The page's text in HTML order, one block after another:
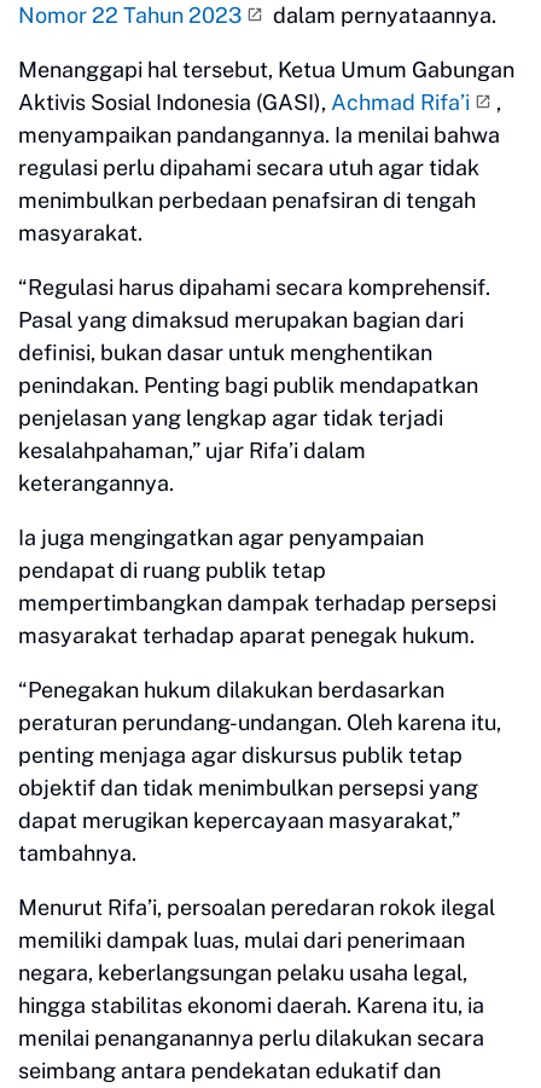
Nomor 22 Tahun 2023
dalam pernyataannya.
Menanggapi hal tersebut, Ketua Umum Gabungan
Aktivis Sosial Indonesia (GASI), Achmad Rifa’i
,
menyampaikan pandangannya. Ia menilai bahwa
regulasi perlu dipahami secara utuh agar tidak
menimbulkan perbedaan penafsiran di tengah
masyarakat.
“Regulasi harus dipahami secara komprehensif.
Pasal yang dimaksud merupakan bagian dari
definisi, bukan dasar untuk menghentikan
penindakan. Penting bagi publik mendapatkan
penjelasan yang lengkap agar tidak terjadi
kesalahpahaman,” ujar Rifa’i dalam
keterangannya.
Ia juga mengingatkan agar penyampaian
pendapat di ruang publik tetap
mempertimbangkan dampak terhadap persepsi
masyarakat terhadap aparat penegak hukum.
“Penegakan hukum dilakukan berdasarkan
peraturan perundang-undangan. Oleh karena itu,
penting menjaga agar diskursus publik tetap
objektif dan tidak menimbulkan persepsi yang
dapat merugikan kepercayaan masyarakat,”
tambahnya.
Menurut Rifa’i, persoalan peredaran rokok ilegal
memiliki dampak luas, mulai dari penerimaan
negara, keberlangsungan pelaku usaha legal,
hingga stabilitas ekonomi daerah. Karena itu, ia
menilai penanganannya perlu dilakukan secara
seimbang antara pendekatan edukatif dan